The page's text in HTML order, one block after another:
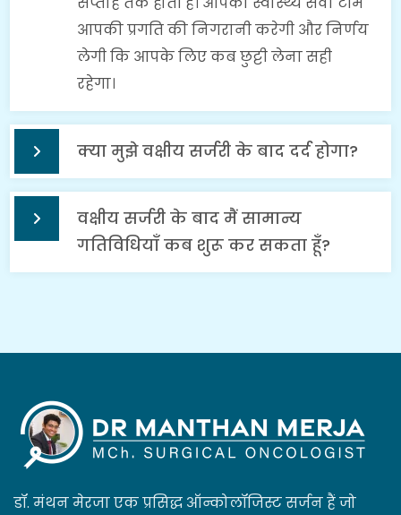
आपकी प्रगति की निगरानी करेगी और निर्णय
लेगी कि आपके लिए कब छुट्टी लेना सही
रहेगा।
क्या मुझे वक्षीय सर्जरी के बाद दर्द होगा?
वक्षीय सर्जरी के बाद मैं सामान्य
गतिविधियाँ कब शुरू कर सकता हूँ?
डॉ. मंथन मेरजा एक प्रसिद्ध ऑन्कोलॉजिस्ट सर्जन हैं जो